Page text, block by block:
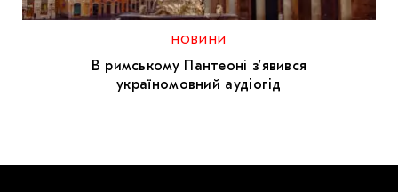
НОВИНИ
В римському Пантеоні зʼявився
україномовний аудіогід